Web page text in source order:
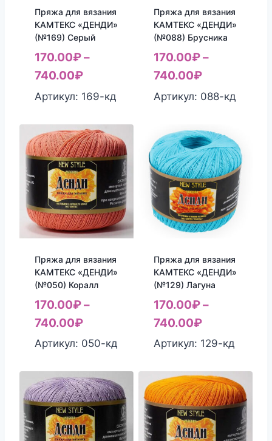
Пряжа для вязания
КАМТЕКС «ДЕНДИ»
(№169) Серый
170.00₽–
740.00₽
Артикул: 169-кд
Пряжа для вязания
КАМТЕКС «ДЕНДИ»
(№088) Брусника
170.00₽–
740.00₽
Артикул: 088-кд
Пряжа для вязания
КАМТЕКС «ДЕНДИ»
(№050) Коралл
170.00₽–
740.00₽
Артикул: 050-кд
Пряжа для вязания
КАМТЕКС «ДЕНДИ»
(№129) Лагуна
170.00₽–
740.00₽
Артикул: 129-кд